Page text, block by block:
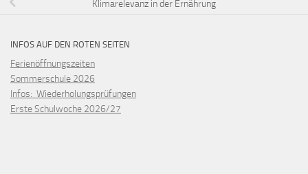
Klimarelevanz in der Ernährung
INFOS AUF DEN ROTEN SEITEN
Ferienöffnungszeiten
Sommerschule 2026
Infos: Wiederholungsprüfungen
Erste Schulwoche 2026/27